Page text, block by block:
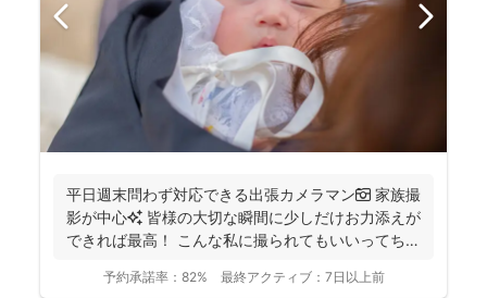
平日週末問わず対応できる出張カメラマン📷 家族撮
影が中心✨ 皆様の大切な瞬間に少しだけお力添えが
できれば最高！ こんな私に撮られてもいいってちら
予約承諾率： 82% 最終アクティブ： 7日以上前